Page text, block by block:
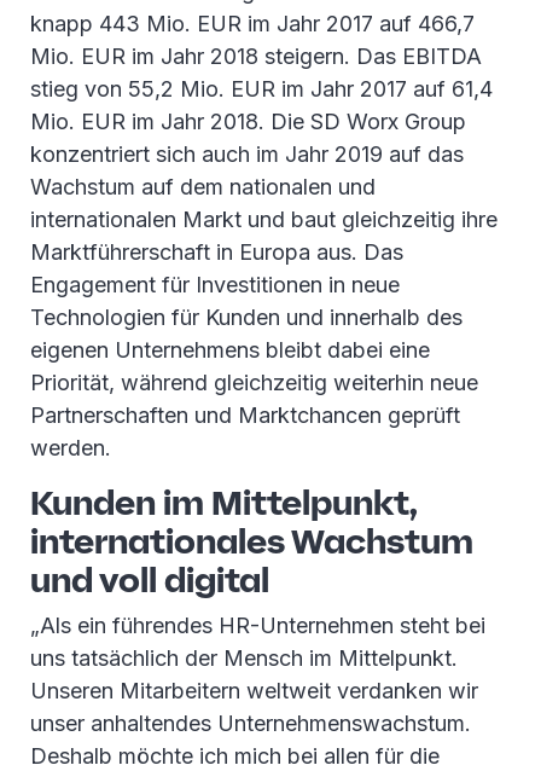
knapp 443 Mio. EUR im Jahr 2017 auf 466,7
Mio. EUR im Jahr 2018 steigern. Das EBITDA
stieg von 55,2 Mio. EUR im Jahr 2017 auf 61,4
Mio. EUR im Jahr 2018. Die SD Worx Group
konzentriert sich auch im Jahr 2019 auf das
Wachstum auf dem nationalen und
internationalen Markt und baut gleichzeitig ihre
Marktführerschaft in Europa aus. Das
Engagement für Investitionen in neue
Technologien für Kunden und innerhalb des
eigenen Unternehmens bleibt dabei eine
Priorität, während gleichzeitig weiterhin neue
Partnerschaften und Marktchancen geprüft
werden.
Kunden im Mittelpunkt,
internationales Wachstum
und voll digital
„Als ein führendes HR-Unternehmen steht bei
uns tatsächlich der Mensch im Mittelpunkt.
Unseren Mitarbeitern weltweit verdanken wir
unser anhaltendes Unternehmenswachstum.
Deshalb möchte ich mich bei allen für die